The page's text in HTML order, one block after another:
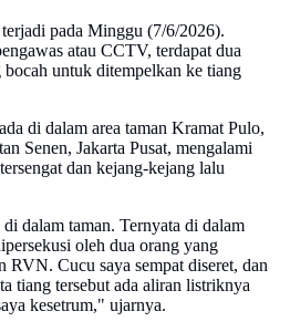
pada Minggu (7/6/2026).
atau CCTV, terdapat dua
bocah untuk ditempelkan ke tiang
di dalam area taman Kramat Pulo,
Senen, Jakarta Pusat, mengalami
dan kejang-kejang lalu
dalam taman. Ternyata di dalam
oleh dua orang yang
Cucu saya sempat diseret, dan
tiang tersebut ada aliran listriknya
kesetrum," ujarnya.